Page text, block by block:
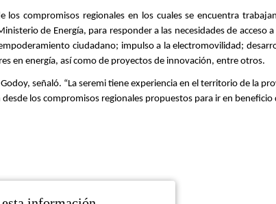
los compromisos regionales en los cuales se encuentra
de Energía, para responder a las necesidades de acceso
ciudadano; impulso a la electromovilidad;
en energía, así como de proyectos de innovación, entre otros.
Godoy, señaló. “La seremi tiene experiencia en el territorio de la
los compromisos regionales propuestos para ir en beneficio